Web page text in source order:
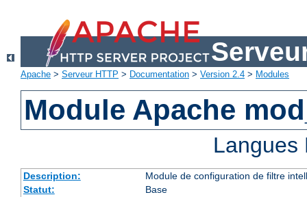
Apache > Serveur HTTP > Documentation > Version 2.4 > Modules
Module Apache
Description:
Module de configuration de filtre
Statut:
Base